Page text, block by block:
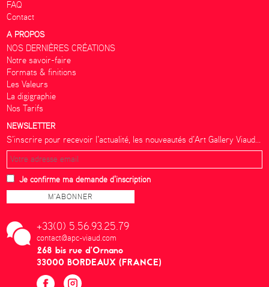
FAQ
Contact
A PROPOS
NOS DERNIÈRES CRÉATIONS
Notre savoir-faire
Formats & finitions
Les Valeurs
La digigraphie
Nos Tarifs
NEWSLETTER
S’inscrire pour recevoir l’actualité, les nouveautés d’Art Gallery Viaud...
Je confirme ma demande d'inscription
+33(0) 5.56.93.25.79
contact@apc-viaud.com
268 bis rue d’Ornano
33000 BORDEAUX (FRANCE)